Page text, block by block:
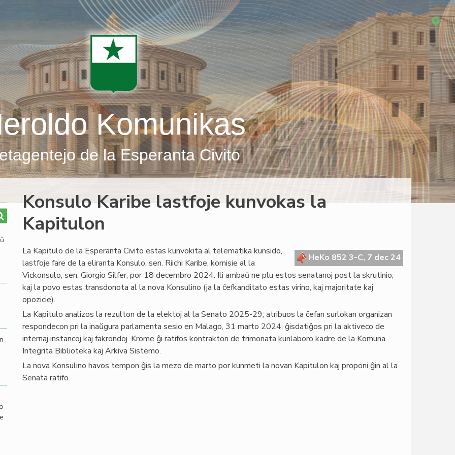
Komunikas
de la Esperanta Civito
Konsulo Karibe lastfoje kunvokas la
Kapitulon
HeKo 852 3-C, 7 dec 24
La Kapitulo de la Esperanta Civito estas kunvokita al telematika kunsido,
lastfoje fare de la eliranta Konsulo, sen. Riichi Karibe, komisie al la
Vickonsulo, sen. Giorgio Silfer, por 18 decembro 2024. Ili ambaŭ ne plu estos senatanoj post la skrutinio,
kaj la povo estas transdonota al la nova Konsulino (ja la ĉefkanditato estas virino, kaj majoritate kaj
opozicie).
La Kapitulo analizos la rezulton de la elektoj al la Senato 2025-29; atribuos la ĉefan surlokan organizan
respondecon pri la inaŭgura parlamenta sesio en Malago, 31 marto 2024; ĝisdatiĝos pri la aktiveco de
internaj instancoj kaj fakrondoj. Krome ĝi ratifos kontrakton de trimonata kunlaboro kadre de la Komuna
Integrita Biblioteka kaj Arkiva Sistemo.
La nova Konsulino havos tempon ĝis la mezo de marto por kunmeti la novan Kapitulon kaj proponi ĝin al la
Senata ratifo.